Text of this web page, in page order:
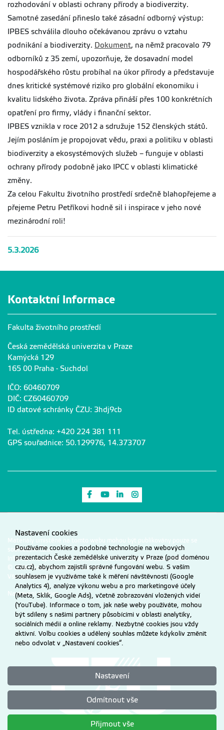
rozhodování v oblasti ochrany přírody a biodiverzity.
Samotné zasedání přineslo také zásadní odborný výstup:
IPBES schválila dlouho očekávanou zprávu o vztahu
podnikání a biodiverzity. Dokument, na němž pracovalo 79
odborníků z 35 zemí, upozorňuje, že dosavadní model
hospodářského růstu probíhal na úkor přírody a představuje
dnes kritické systémové riziko pro globální ekonomiku i
kvalitu lidského života. Zpráva přináší přes 100 konkrétních
opatření pro firmy, vlády i finanční sektor.
IPBES vznikla v roce 2012 a sdružuje 152 členských států.
Jejím posláním je propojovat vědu, praxi a politiku v oblasti
biodiverzity a ekosystémových služeb – funguje v oblasti
ochrany přírody podobně jako IPCC v oblasti klimatické
změny.
Za celou Fakultu životního prostředí srdečně blahopřejeme a
přejeme Petru Petříkovi hodně sil i inspirace v jeho nové
mezinárodní roli!
5.3.2026
Kontaktní informace
Fakulta životního prostředí
Česká zemědělská univerzita v Praze
Kamýcká 129
165 00 Praha - Suchdol
IČO: 60460709
DIČ: CZ60460709
ID datové schránky ČZU: 3hdj9cb
Tel. ústředna: +420 224 381 111
GPS souřadnice: 50.129976, 14.373707
Odkaz na Facebook
Odkaz na Youtube
Odkaz na LinkedIn
Materiály umístěné na tomto webu mohou být publikovány pouze se
souhlasem ČZU.
Informace o zpracování a ochraně osobních údajů na ČZU v Praze.
© 2026 Česká zemědělská univerzita v Praze
Všechna práva vyhrazena
Nastavení cookies
Nastavení cookies
Používáme cookies a podobné technologie na webových
prezentacích České zemědělské univerzity v Praze (pod doménou
czu.cz), abychom zajistili správné fungování webu. S vaším
souhlasem je využíváme také k měření návštěvnosti (Google
Analytics 4), analýze výkonu webu a pro marketingové účely
(Meta, Sklik, Google Ads), včetně zobrazování vložených videí
(YouTube). Informace o tom, jak naše weby používáte, mohou
být sdíleny s našimi partnery působícími v oblasti analytiky,
sociálních médií a online reklamy. Nezbytné cookies jsou vždy
aktivní. Volbu cookies a udělený souhlas můžete kdykoliv změnit
nebo odvolat v „Nastavení cookies“.
Nastavení
Odmítnout vše
Přijmout vše